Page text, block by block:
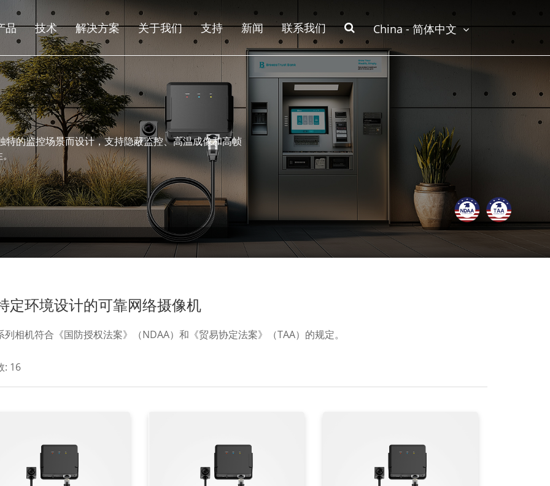
品 技术 解决方案 关于我们 支持 新闻 联系我们 China - 简体中文
的监控场景而设计，支持隐蔽监控、高温成像和高帧
定环境设计的可靠网络摄像机
列相机符合《国防授权法案》（NDAA）和《贸易协定法案》（TAA）的规定。
: 16